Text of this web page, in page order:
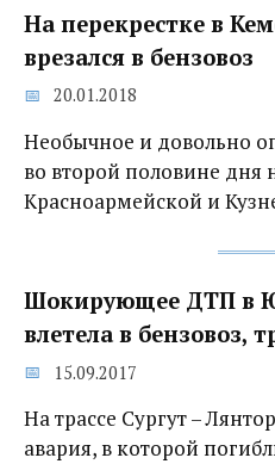
На перекрестке в
врезался в бензовоз
20.01.2018
Необычное и довольно
во второй половине дня
Красноармейской и
Шокирующее ДТП в
влетела в бензовоз,
15.09.2017
На трассе Сургут –
авария, в которой